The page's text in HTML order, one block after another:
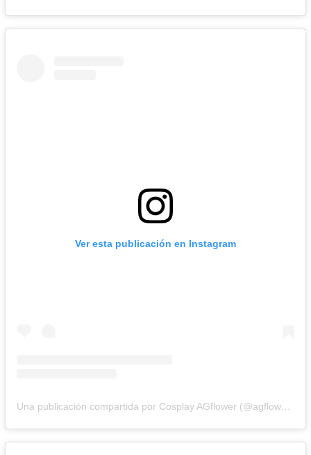
Ver esta publicación en Instagram
Una publicación compartida por Cosplay AGflower (@agflower_shu)